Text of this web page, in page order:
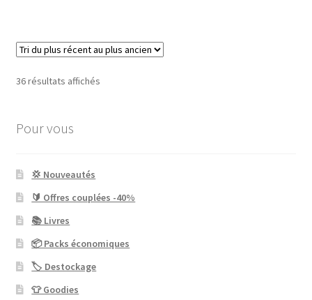
36 résultats affichésTrié
Pour vous
💢 Nouveautés
🔰 Offres couplées -40%
📚 Livres
📦 Packs économiques
🏷 Destockage
👕 Goodies